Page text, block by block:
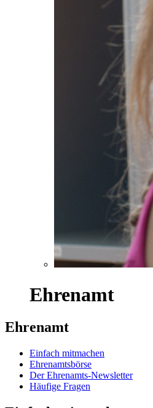
Ehrenamt
Ehrenamt
Einfach mitmachen
Ehrenamtsbörse
Der Ehrenamts-Newsletter
Häufige Fragen